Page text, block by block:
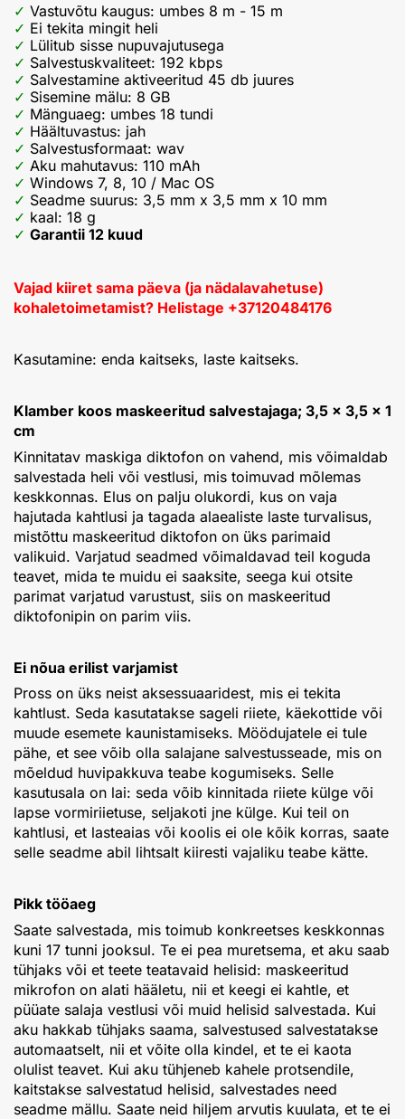
Vastuvõtu kaugus: umbes 8 m - 15 m
Ei tekita mingit heli
Lülitub sisse nupuvajutusega
Salvestuskvaliteet: 192 kbps
Salvestamine aktiveeritud 45 db juures
Sisemine mälu: 8 GB
Mänguaeg: umbes 18 tundi
Häältuvastus: jah
Salvestusformaat: wav
Aku mahutavus: 110 mAh
Windows 7, 8, 10 / Mac OS
Seadme suurus: 3,5 mm x 3,5 mm x 10 mm
kaal: 18 g
Garantii 12 kuud
Vajad kiiret sama päeva (ja nädalavahetuse)
kohaletoimetamist? Helistage +37120484176
Kasutamine: enda kaitseks, laste kaitseks.
Klamber koos maskeeritud salvestajaga; 3,5 × 3,5 × 1
cm
Kinnitatav maskiga diktofon on vahend, mis võimaldab
salvestada heli või vestlusi, mis toimuvad mõlemas
keskkonnas. Elus on palju olukordi, kus on vaja
hajutada kahtlusi ja tagada alaealiste laste turvalisus,
mistõttu maskeeritud diktofon on üks parimaid
valikuid. Varjatud seadmed võimaldavad teil koguda
teavet, mida te muidu ei saaksite, seega kui otsite
parimat varjatud varustust, siis on maskeeritud
diktofonipin on parim viis.
Ei nõua erilist varjamist
Pross on üks neist aksessuaaridest, mis ei tekita
kahtlust. Seda kasutatakse sageli riiete, käekottide või
muude esemete kaunistamiseks. Möödujatele ei tule
pähe, et see võib olla salajane salvestusseade, mis on
mõeldud huvipakkuva teabe kogumiseks. Selle
kasutusala on lai: seda võib kinnitada riiete külge või
lapse vormiriietuse, seljakoti jne külge. Kui teil on
kahtlusi, et lasteaias või koolis ei ole kõik korras, saate
selle seadme abil lihtsalt kiiresti vajaliku teabe kätte.
Pikk tööaeg
Saate salvestada, mis toimub konkreetses keskkonnas
kuni 17 tunni jooksul. Te ei pea muretsema, et aku saab
tühjaks või et teete teatavaid helisid: maskeeritud
mikrofon on alati hääletu, nii et keegi ei kahtle, et
püüate salaja vestlusi või muid helisid salvestada. Kui
aku hakkab tühjaks saama, salvestused salvestatakse
automaatselt, nii et võite olla kindel, et te ei kaota
olulist teavet. Kui aku tühjeneb kahele protsendile,
kaitstakse salvestatud helisid, salvestades need
seadme mällu. Saate neid hiljem arvutis kuulata, et te ei